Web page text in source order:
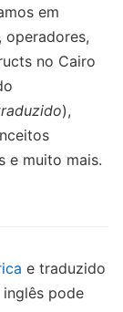
em
no Cairo
),
e muito mais.
e traduzido
pode